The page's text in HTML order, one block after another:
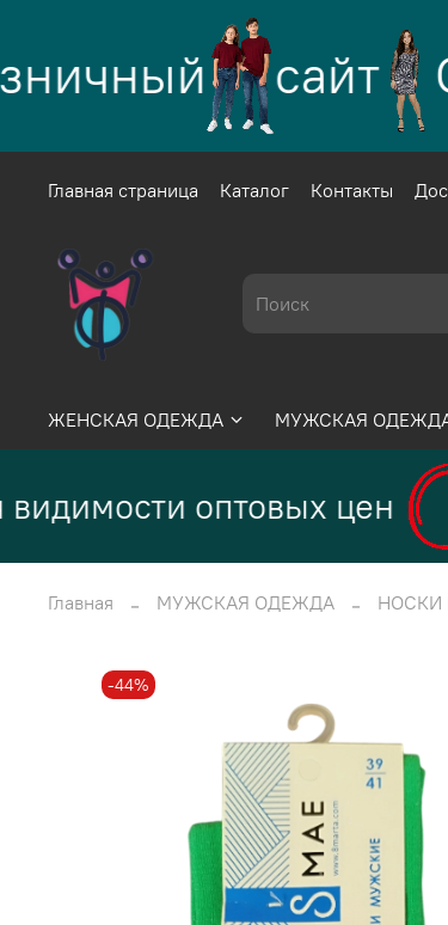
сайт
Главная страница Каталог Контакты
ЖЕНСКАЯ ОДЕЖДА МУЖСКАЯ
оптовых цен
Главная МУЖСКАЯ ОДЕЖДА НОСКИ
-44%